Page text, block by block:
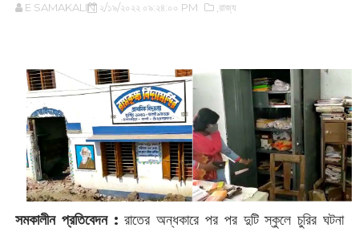
E SAMAKALIN ২/১৯/২০২২ ০৯:২৪:০০ PM ,রাজ্য
সমকালীন প্রতিবেদন : ‌রাতের অন্ধকারে পর পর দুটি স্কুলে চুরির ঘটনা